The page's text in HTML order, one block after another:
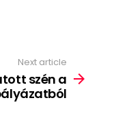
Next article
szén a